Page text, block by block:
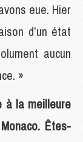
eue. Hier
d’un état
aucun
»
à la meilleure
Êtes-